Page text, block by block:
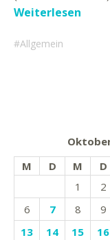
Weiterlesen
Allgemein
M
D M D
1
2
6
7 8 9
13
14 15 16